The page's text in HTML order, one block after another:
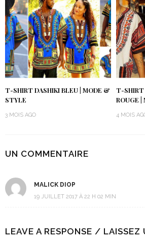
T-SHIRT DASHIKI BLEU | MODE &
STYLE
3 MOIS AGO
T-SHIRT
ROUGE
4 MOIS
UN COMMENTAIRE
MALICK DIOP
19 JUILLET 2017 À 22 H 02 MIN
LEAVE A RESPONSE / LAISSEZ